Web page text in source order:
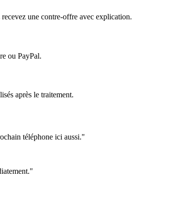
une contre-offre avec explication.
ou PayPal.
après le traitement.
téléphone ici aussi."